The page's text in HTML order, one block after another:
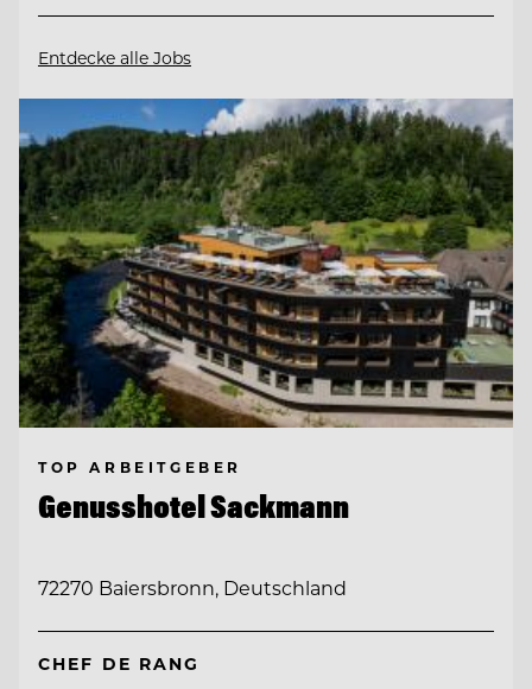
Entdecke alle Jobs
TOP ARBEITGEBER
Genusshotel Sackmann
72270 Baiersbronn, Deutschland
CHEF DE RANG